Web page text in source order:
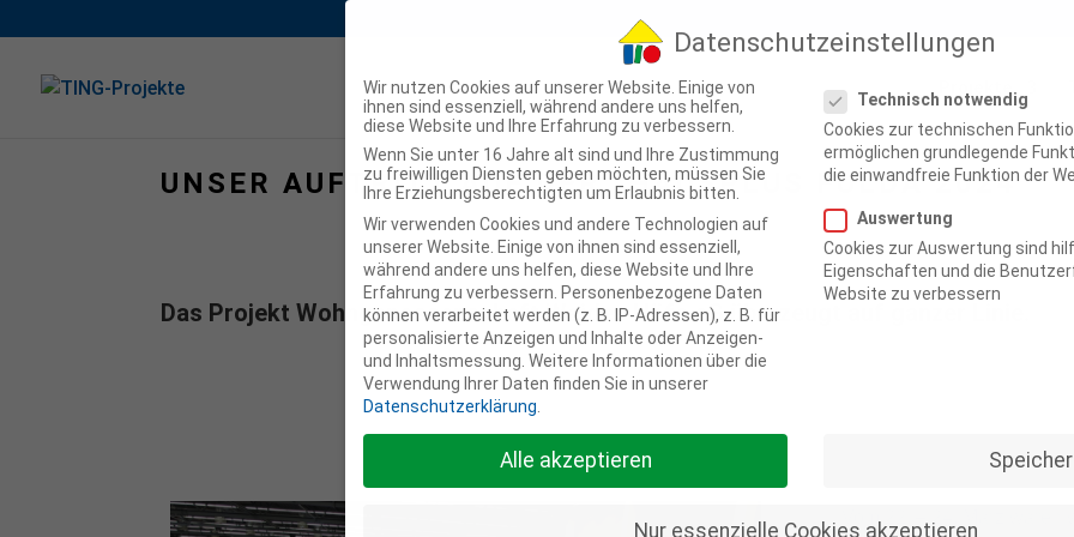
Projekte
UNSER AUFTRITT AUF DER „HAUSPLUS FULDA 2024“
Das Projekt Wohngenossenschaft Waides Höfe eG überzeugt auf ganzer Linie.
Vom 22. – 24. März
Datenschutzeinstellungen
Wir nutzen Cookies auf unserer Website. Einige von
ihnen sind essenziell, während andere uns helfen,
diese Website und Ihre Erfahrung zu verbessern.
Wenn Sie unter 16 Jahre alt sind und Ihre Zustimmung
zu freiwilligen Diensten geben möchten, müssen Sie
Ihre Erziehungsberechtigten um Erlaubnis bitten.
Wir verwenden Cookies und andere Technologien auf
unserer Website. Einige von ihnen sind essenziell,
während andere uns helfen, diese Website und Ihre
Erfahrung zu verbessern. Personenbezogene Daten
können verarbeitet werden (z. B. IP-Adressen), z. B. für
personalisierte Anzeigen und Inhalte oder Anzeigen-
und Inhaltsmessung. Weitere Informationen über die
Verwendung Ihrer Daten finden Sie in unserer
Datenschutzerklärung
Technisch notwendig
Cookies zur technischen
ermöglichen grundlegende
die einwandfreie Funktion der
Auswertung
Cookies zur Auswertung sind
Eigenschaften und die
Website zu verbessern
Alle akzeptieren
Nur essenzielle Cookies akzeptieren